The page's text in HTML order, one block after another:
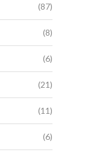
(87)
(8)
(6)
(21)
(11)
(6)